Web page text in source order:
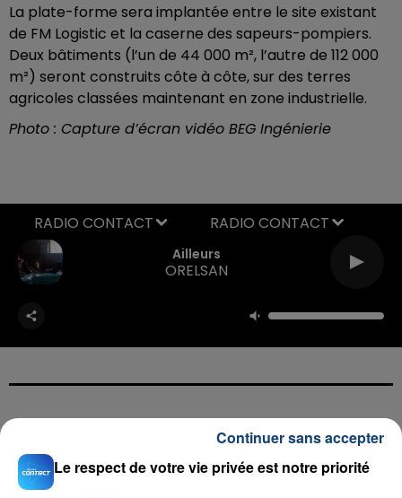
La plate-forme sera implantée entre le site existant
de FM Logistic et la caserne des sapeurs-pompiers.
Deux bâtiments (l’un de 44 000 m², l’autre de 112 000
m²) seront construits côte à côte, sur des terres
agricoles classées maintenant en zone industrielle.
Photo : Capture d’écran vidéo BEG Ingénierie
Ailleurs
ORELSAN
RADIO CONTACT
Le respect de votre vie privée est notre priorité
Continuer sans accepter